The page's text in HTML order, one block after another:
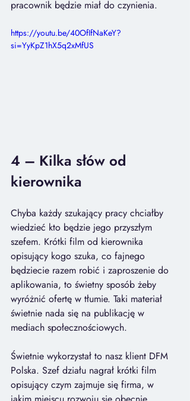
pracownik będzie miał do czynienia.
https://youtu.be/40OfIfNaKeY?
si=YyKpZ1hX5q2xMfUS
4 – Kilka słów od
kierownika
Chyba każdy szukający pracy chciałby
wiedzieć kto będzie jego przyszłym
szefem. Krótki film od kierownika
opisujący kogo szuka, co fajnego
będziecie razem robić i zaproszenie do
aplikowania, to świetny sposób żeby
wyróżnić ofertę w tłumie. Taki materiał
świetnie nada się na publikację w
mediach społecznościowych.
Świetnie wykorzystał to nasz klient DFM
Polska. Szef działu nagrał krótki film
opisujący czym zajmuje się firma, w